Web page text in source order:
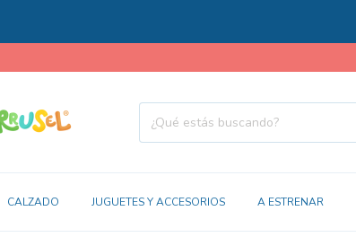
CALZADO JUGUETES Y ACCESORIOS A ESTRENAR